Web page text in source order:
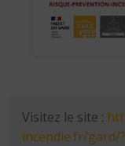
Visitez le site :
incendie.fr/gard/?